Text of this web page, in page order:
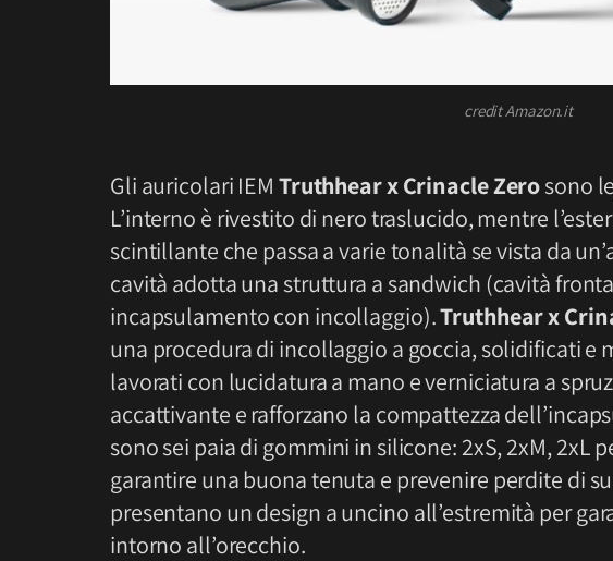
credit Amazon.it
Gli auricolari IEM Truthhear x Crinacle Zerosono
L’interno è rivestito di nero traslucido, mentre
scintillante che passa a varie tonalità se vista da
cavità adotta una struttura a sandwich (cavità
incapsulamento con incollaggio).Truthhear x
una procedura di incollaggio a goccia, solidificati e
lavorati con lucidatura a mano e verniciatura a
accattivante e rafforzano la compattezza
sono sei paia di gommini in silicone: 2xS, 2xM, 2xL
garantire una buona tenuta e prevenire perdite di
presentano un design a uncino all’estremità per
intorno all’orecchio.